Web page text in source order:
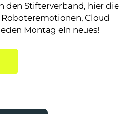
den Stifterverband, hier die
Cloud
Montag ein neues!